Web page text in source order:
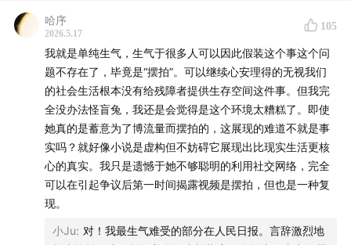
后，真实还重要吗？而真正的问题，究竟是摆拍，还是大
众从未真正理解残障者的生活？
On the eve of National Disability Day, a video
exploded across Chinese social media: a blind
influencer with millions of followers appeared to be
knocked down by an e-scooter while walking on a
tactile paving path. Soon after, Beijing police
announced the incident had been staged. The people
involved were criminally charged. Public opinion
flipped almost overnight. In this episode, we’re joined
哈序
2026.5.17
105
我就是单纯生气，生气于很多人可以因此假装这个事这个问
题不存在了，毕竟是“摆拍”。可以继续心安理得的无视我们
的社会生活根本没有给残障者提供生存空间这件事。但我完
全没办法怪盲兔，我还是会觉得是这个环境太糟糕了。即使
她真的是蓄意为了博流量而摆拍的，这展现的难道不就是事
实吗？就好像小说是虚构但不妨碍它展现出比现实生活更核
心的真实。我只是遗憾于她不够聪明的利用社交网络，完全
可以在引起争议后第一时间揭露视频是摆拍，但也是一种复
现。
小Ju: 对！我最生气难受的部分在人民日报。言辞激烈地